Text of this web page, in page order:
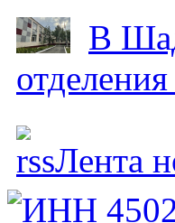
В
Лента